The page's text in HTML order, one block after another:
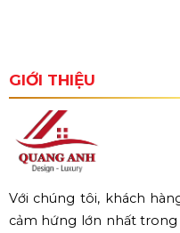
GIỚI THIỆU
Với chúng tôi, khách
cảm hứng lớn nhất